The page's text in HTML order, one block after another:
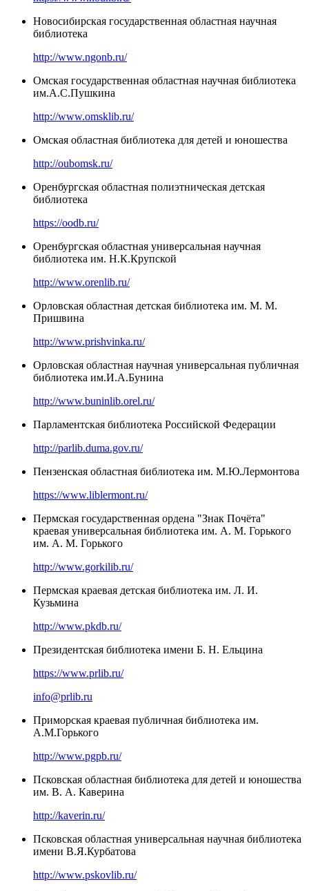
Новосибирская государственная областная научная
библиотека
http://www.ngonb.ru/
Омская государственная областная научная библиотека
им.А.С.Пушкина
http://www.omsklib.ru/
Омская областная библиотека для детей и юношества
http://oubomsk.ru/
Оренбургская областная полиэтническая детская
библиотека
https://oodb.ru/
Оренбургская областная универсальная научная
библиотека им. Н.К.Крупской
http://www.orenlib.ru/
Орловская областная детская библиотека им. М. М.
Пришвина
http://www.prishvinka.ru/
Орловская областная научная универсальная публичная
библиотека им.И.А.Бунина
http://www.buninlib.orel.ru/
Парламентская библиотека Российской Федерации
http://parlib.duma.gov.ru/
Пензенская областная библиотека им. М.Ю.Лермонтова
https://www.liblermont.ru/
Пермская государственная ордена "Знак Почёта"
краевая универсальная библиотека им. А. М. Горького
им. А. М. Горького
http://www.gorkilib.ru/
Пермская краевая детская библиотека им. Л. И.
Кузьмина
http://www.pkdb.ru/
Президентская библиотека имени Б. Н. Ельцина
https://www.prlib.ru/
info@prlib.ru
Приморская краевая публичная библиотека им.
А.М.Горького
http://www.pgpb.ru/
Псковская областная библиотека для детей и юношества
им. В. А. Каверина
http://kaverin.ru/
Псковская областная универсальная научная библиотека
имени В.Я.Курбатова
http://www.pskovlib.ru/